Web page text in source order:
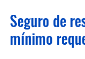
Seguro de
mínimo